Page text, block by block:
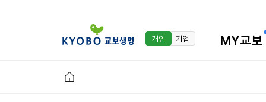
개인 기업 MY교보